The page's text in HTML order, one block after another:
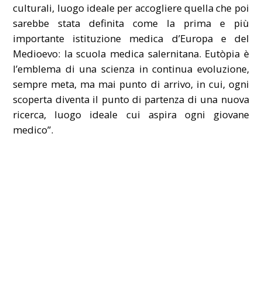
culturali, luogo ideale per accogliere quella che poi
sarebbe stata definita come la prima e più
importante istituzione medica d’Europa e del
Medioevo: la scuola medica salernitana. Eutòpia è
l’emblema di una scienza in continua evoluzione,
sempre meta, ma mai punto di arrivo, in cui, ogni
scoperta diventa il punto di partenza di una nuova
ricerca, luogo ideale cui aspira ogni giovane
medico”.